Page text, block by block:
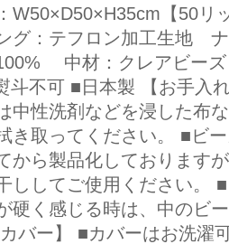
W50×D50×H35cm【50リ
グ：テフロン加工生地
中材：クレアビー
斗不可 ■日本製 【お手入
中性洗剤などを浸した布
き取ってください。 ■ビ
から製品化しております
ししてご使用ください。
硬く感じる時は、中のビ
バー】 ■カバーはお洗濯